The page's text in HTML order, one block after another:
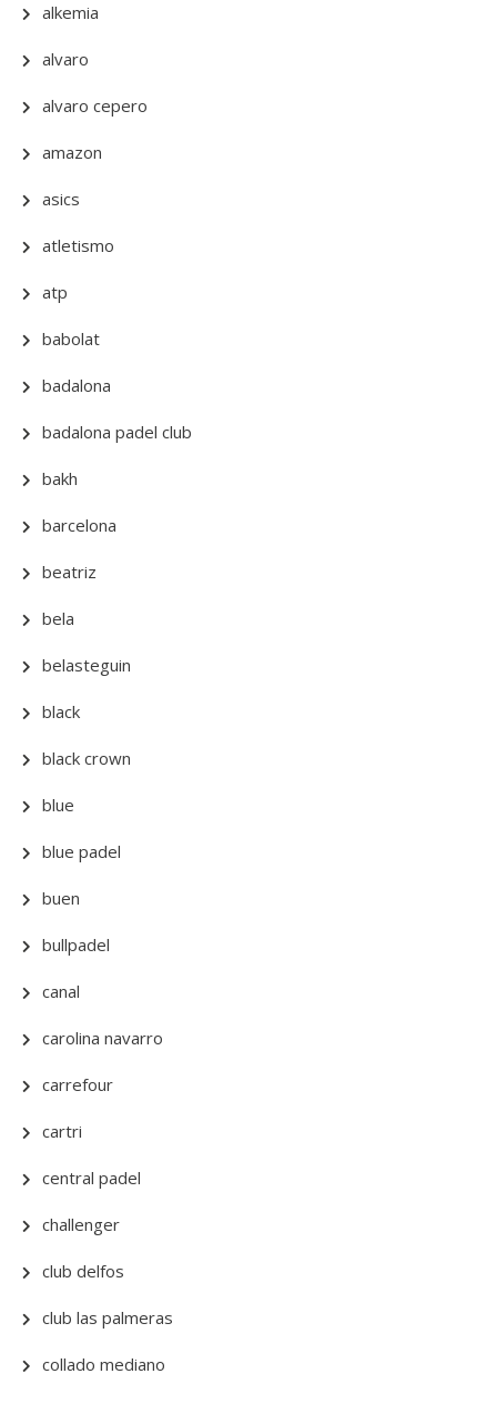
alkemia
alvaro
alvaro cepero
amazon
asics
atletismo
atp
babolat
badalona
badalona padel club
bakh
barcelona
beatriz
bela
belasteguin
black
black crown
blue
blue padel
buen
bullpadel
canal
carolina navarro
carrefour
cartri
central padel
challenger
club delfos
club las palmeras
collado mediano